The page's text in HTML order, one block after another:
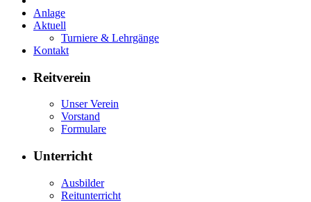
Anlage
Aktuell
Turniere & Lehrgänge
Kontakt
Reitverein
Unser Verein
Vorstand
Formulare
Unterricht
Ausbilder
Reitunterricht